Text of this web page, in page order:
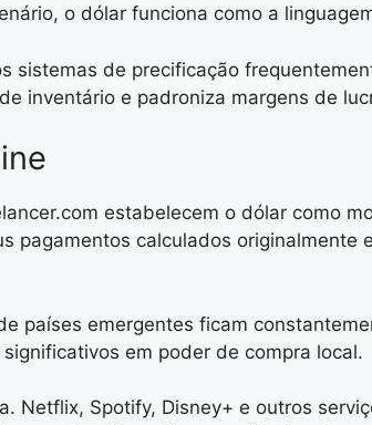
o dólar funciona como a
sistemas de precificação
inventário e padroniza margens de
estabelecem o dólar como
pagamentos calculados originalmente
países emergentes ficam
em poder de compra local.
Netflix, Spotify, Disney+ e outros